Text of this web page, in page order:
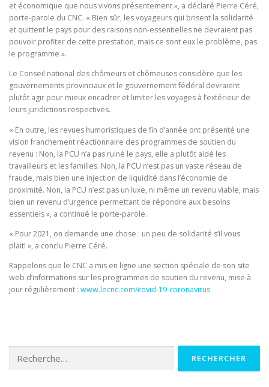
et économique que nous vivons présentement », a déclaré Pierre Céré,
porte-parole du CNC. « Bien sûr, les voyageurs qui brisent la solidarité
et quittent le pays pour des raisons non-essentielles ne devraient pas
pouvoir profiter de cette prestation, mais ce sont eux le problème, pas
le programme ».
Le Conseil national des chômeurs et chômeuses considère que les
gouvernements provinciaux et le gouvernement fédéral devraient
plutôt agir pour mieux encadrer et limiter les voyages à l’extérieur de
leurs juridictions respectives.
« En outre, les revues humoristiques de fin d’année ont présenté une
vision franchement réactionnaire des programmes de soutien du
revenu : Non, la PCU n’a pas ruiné le pays, elle a plutôt aidé les
travailleurs et les familles. Non, la PCU n’est pas un vaste réseau de
fraude, mais bien une injection de liquidité dans l’économie de
proximité. Non, la PCU n’est pas un luxe, ni même un revenu viable, mais
bien un revenu d’urgence permettant de répondre aux besoins
essentiels », a continué le porte-parole.
« Pour 2021, on demande une chose : un peu de solidarité s’il vous
plait! », a conclu Pierre Céré.
Rappelons que le CNC a mis en ligne une section spéciale de son site
web d’informations sur les programmes de soutien du revenu, mise à
jour régulièrement : www.lecnc.com/covid-19-coronavirus